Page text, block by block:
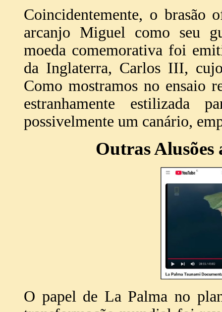
Coincidentemente, o
arcanjo Miguel como seu
moeda comemorativa foi
da Inglaterra, Carlos III,
Como mostramos no ensaio
estranhamente estilizada
possivelmente um canário,
Outras
O papel de La Palma no